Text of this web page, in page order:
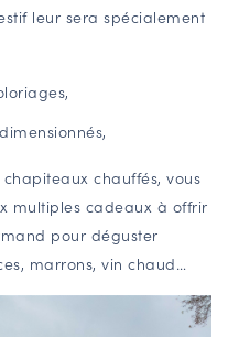
leur sera spécialement
chauffés, vous
multiples cadeaux à offrir
pour déguster
marrons, vin chaud…